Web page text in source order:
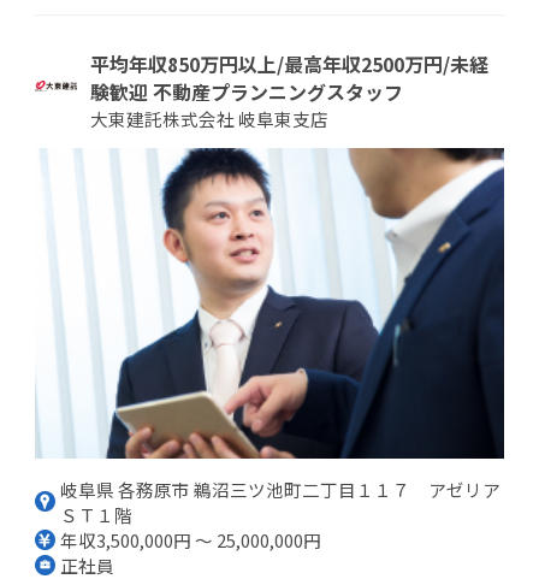
平均年収850万円以上/最高年収2500万円/未経
験歓迎 不動産プランニングスタッフ
大東建託株式会社 岐阜東支店
岐阜県 各務原市 鵜沼三ツ池町二丁目１１７ アゼリア
ＳＴ１階
年収3,500,000円 ～ 25,000,000円
正社員